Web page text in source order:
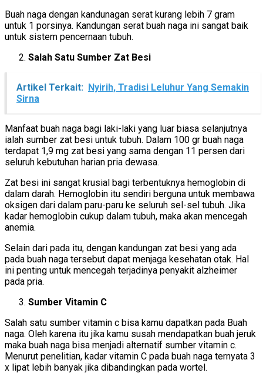
Buah naga dengan kandunagan serat kurang lebih 7 gram
untuk 1 porsinya. Kandungan serat buah naga ini sangat baik
untuk sistem pencernaan tubuh.
Salah Satu Sumber Zat Besi
Artikel Terkait: Nyirih, Tradisi Leluhur Yang Semakin
Sirna
Manfaat buah naga bagi laki-laki yang luar biasa selanjutnya
ialah sumber zat besi untuk tubuh. Dalam 100 gr buah naga
terdapat 1,9 mg zat besi yang sama dengan 11 persen dari
seluruh kebutuhan harian pria dewasa.
Zat besi ini sangat krusial bagi terbentuknya hemoglobin di
dalam darah. Hemoglobin itu sendiri berguna untuk membawa
oksigen dari dalam paru-paru ke seluruh sel-sel tubuh. Jika
kadar hemoglobin cukup dalam tubuh, maka akan mencegah
anemia.
Selain dari pada itu, dengan kandungan zat besi yang ada
pada buah naga tersebut dapat menjaga kesehatan otak. Hal
ini penting untuk mencegah terjadinya penyakit alzheimer
pada pria.
Sumber Vitamin C
Salah satu sumber vitamin c bisa kamu dapatkan pada Buah
naga. Oleh karena itu jika kamu susah mendapatkan buah jeruk
maka buah naga bisa menjadi alternatif sumber vitamin c.
Menurut penelitian, kadar vitamin C pada buah naga ternyata 3
x lipat lebih banyak jika dibandingkan pada wortel.